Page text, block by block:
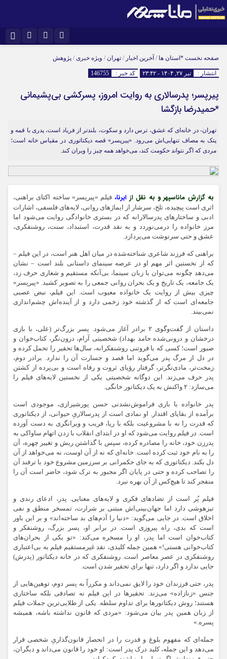
اینستاگرام
تلگرام
سروش
ایتا
آپارات رمز عبور
مرا به خاطر بسپار
صفحه نخست *استان ها / آخرین اخبار / تهران/ ویژه خبری/ پژوهش
انتشار : تیر ۲۷, ۱۴۰۴ - ۲۳:۴۲ کد خبر : 146755
پیرپسر؛ پدرسالاری به روایت امروز، پسرکشی بی‌پشیمانی
*حمیدرضا بازگشا
تهران- در خانه‌ای که عشق، ترس دارد و سکوت، بلندتر از فریاد است، پدری با قمه و
پتک به مصاف تنهایی‌اش می‌رود. «پیرپسر» قصه‌ دیکتاتوری در مقیاس خانه است؛
مردی که اگر نتواند حکومت کند، می‌خواهد همه چیز را ویران کند.
به گزارش ماناسپهر و به نقل ازایرنا، فیلم «پیرپسر» ساخته اکتای براهنی،
اثری است پیچیده، تلخ، سرشار از ایماژهای روانی، لایه‌های فلسفی، اشارات
ادبی و ساختارهای پدرسالارانه که در بستری خانوادگی روایت می‌شود اما
مرز خانواده را درمی‌نوردد و به نقد قدرت، استبداد، سنت، روشنفکری،
عشق و حتی سرنوشت می‌پردازد.
براهنی که فرزند شاعری شناخته‌شده در میان اهل هنر است، در این فیلم –
که از نخستین اثر مهم او در عرصه سینمای داستانی بلند است – نشان
می‌دهد چگونه می‌توان با زبان سینما، بی‌آنکه مستقیم و شعاری حرف زد،
یک جامعه، یک تاریخ و یک بحران روانی جمعی را به تصویر کشید. «پیرپسر»
چیزی بیش از روایت یک خانواده‌ معیوب است. این فیلم، نبض عصبی
جامعه‌ای است که از گذشته‌ خود زخمی دارد و از آینده‌اش چشم‌اندازی
نمی‌بیند.
داستان از گفت‌وگوی ۲ برادر آغاز می‌شود. پسر بزرگ‌تر (علی، با بازی
درخشان و درونی‌شده‌ حامد بهداد) شخصیتی آرام، درون‌نگر، کتاب‌خوان و
صبور است؛ کسی که با فروتنی روشنفکرانه، سال‌ها تحقیر را تحمل کرده و
در دل از مرگ پدر می‌گوید اما قصد و جسارت آن را ندارد. برادر دوم،
زمخت‌تر، مادی‌نگرتر، گرفتار رؤیای ثروت و رفاه است و بی‌پرده از کشتن
پدر حرف می‌زند. این دوگانه‌ شخصیتی یکی از نخستین لایه‌های فیلم را
می‌سازد: ۲ واکنش به یک دیکتاتور خانگی.
پدر خانواده با بازی فراموش‌نشدنی حسن پورشیرازی، موجودی است
برآمده از بقایای اقتدار. او نمادی است از پدرسالاریِ حیوانی، از دیکتاتوری
که قدرت را نه با مشروعیت بلکه با ریا، فریب و ویرانگری به دست آورده
است. در فیلم روایت می‌شود که او در ابتدای انقلاب با زدن اتهام ساواکی به
پدرزن خود، خانه را مصادره کرده، سپس با گذاشتن ریش و تغییر چهره، آن
را به نام خود ثبت کرده است. خانه‌ای که نه از آن اوست، نه می‌خواهد از آن
دل بکند. دیکتاتوری که به جای حکمرانی بر سرزمین مشروع خود با ترفند آن
را تصاحب کرده و حتی در پایان اگر مجبور به ترک شود، حاضر است آن را
منفجر کند تا هیچ‌کس از آن بهره نبرد.
فیلم پُر است از تضادهای فکری و لایه‌های معنایی. پدر، ادعای رندی و
تیزهوشی دارد اما جهان‌بینی‌اش مبتنی بر شرارت، تمسخر منطق و نفی
اخلاق است. در جایی می‌گوید: «دنیا را آدم‌های بد ساخته‌اند» و بر این باور
است که بدی، راه پیروزی است. در برابر او، پسر بزرگ، روشنفکر و
کتاب‌خوان است اما پدر، او را مسخره می‌کند: «تو یکی از بحران‌های
کتاب‌خوانی هستی!» همین جمله کلیدی، نقد غیرمستقیم فیلم به بی‌اعتباری
روشنفکری در عصر معاصر است. روشنفکری که در خانه‌ دیکتاتور (پدرش)
جایی ندارد و اگر دارد، تنها برای تحقیر شدن است.
پدر، حتی فرزندان خود را لایق نمی‌داند و مکرراً به پسر دوم، توهین‌هایی از
جنس «زنازاده» می‌زند. تحقیرها در این فیلم نه تصادفی بلکه ساختاری
هستند؛ روش دیکتاتورها برای تداوم سلطه. یکی از طلایی‌ترین جملات فیلم
از زبان همین پدر بیان می‌شود: «مردی که قانون نداشته باشه، همیشه
پسره.»
جمله‌ای که مفهوم بلوغ و قدرت را در انحصار قانون‌گذاریِ شخصی قرار
می‌دهد و این جمله، کلید درک پدر است: او خود را قانون می‌داند و دیگران،